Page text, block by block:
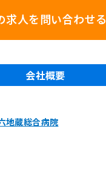
求人を問い合わせる
会社概要
地蔵総合病院